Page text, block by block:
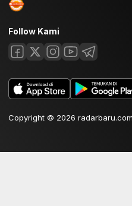
Follow Kami
Copyright © 2026